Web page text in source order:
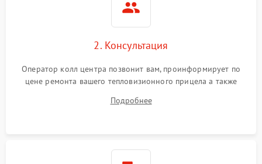
Неисправность системы
защиты от замыкания
1500 ₽ Подробнее →
Поломка системы защиты
2. Консультация
Оператор колл центра позвонит вам, проинформирует по
цене ремонта вашего тепловизионного прицела а также
Подробнее